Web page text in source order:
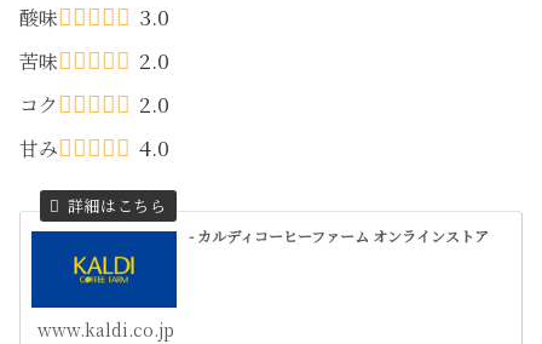
酸味 3.0
苦味 2.0
コク 2.0
甘み 4.0
- カルディコーヒーファーム オンラインストア
www.kaldi.co.jp